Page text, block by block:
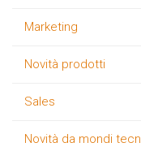
Marketing
Novità prodotti
Sales
Novità da mondi